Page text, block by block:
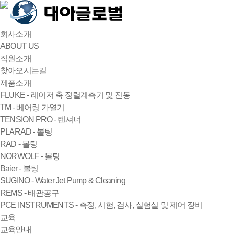
회사소개
ABOUT US
직원소개
찾아오시는길
제품소개
FLUKE - 레이저 축 정렬계측기 및 진동
TM - 베어링 가열기
TENSION PRO - 텐셔너
PLARAD - 볼팅
RAD - 볼팅
NORWOLF - 볼팅
Baier - 볼팅
SUGINO - Water Jet Pump & Cleaning
REMS - 배관공구
PCE INSTRUMENTS - 측정, 시험, 검사, 실험실 및 제어 장비
교육
교육안내